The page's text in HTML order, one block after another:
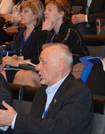
съезд судебных
условиях"
21-24 октября 2013 года